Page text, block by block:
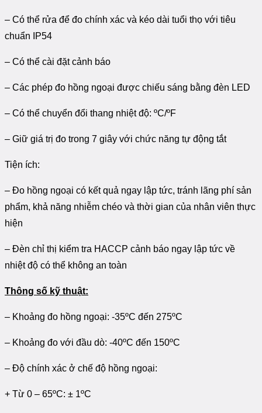
– Có thể rửa để đo chính xác và kéo dài tuổi thọ với tiêu
chuẩn IP54
– Có thể cài đặt cảnh báo
– Các phép đo hồng ngoại được chiếu sáng bằng đèn LED
– Có thể chuyển đổi thang nhiệt độ: ºC/ºF
– Giữ giá trị đo trong 7 giây với chức năng tự động tắt
Tiện ích:
– Đo hồng ngoại có kết quả ngay lập tức, tránh lãng phí sản
phẩm, khả năng nhiễm chéo và thời gian của nhân viên thực
hiện
– Đèn chỉ thị kiểm tra HACCP cảnh báo ngay lập tức về
nhiệt độ có thể không an toàn
Thông số kỹ thuật:
– Khoảng đo hồng ngoại: -35ºC đến 275ºC
– Khoảng đo với đầu dò: -40ºC đến 150ºC
– Độ chính xác ở chế độ hồng ngoại:
+ Từ 0 – 65ºC: ± 1ºC